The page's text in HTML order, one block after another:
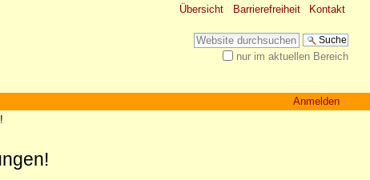
Übersicht Barrierefreiheit Kontakt
Website durchsuchen
nur im aktuellen Bereich
Anmelden